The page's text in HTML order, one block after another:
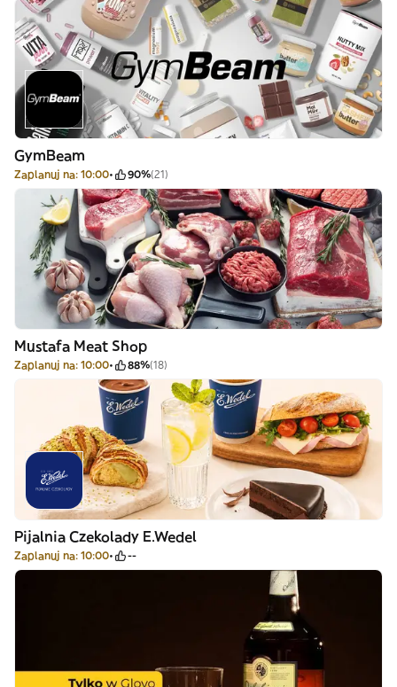
GymBeam
Zaplanuj na: 10:00 90%(21)
Mustafa Meat Shop
Zaplanuj na: 10:00 88%(18)
Pijalnia Czekolady E.Wedel
Zaplanuj na: 10:00 --